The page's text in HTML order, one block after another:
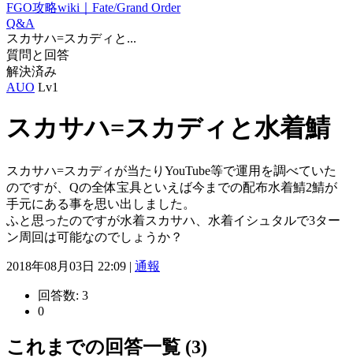
FGO攻略wiki｜Fate/Grand Order
Q&A
スカサハ=スカディと...
質問と回答
解決済み
AUO Lv1
スカサハ=スカディと水着鯖
スカサハ=スカディが当たりYouTube等で運用を調べていた
のですが、Qの全体宝具といえば今までの配布水着鯖2鯖が
手元にある事を思い出しました。
ふと思ったのですが水着スカサハ、水着イシュタルで3ター
ン周回は可能なのでしょうか？
2018年08月03日 22:09 | 通報
回答数: 3
0
これまでの回答一覧 (3)